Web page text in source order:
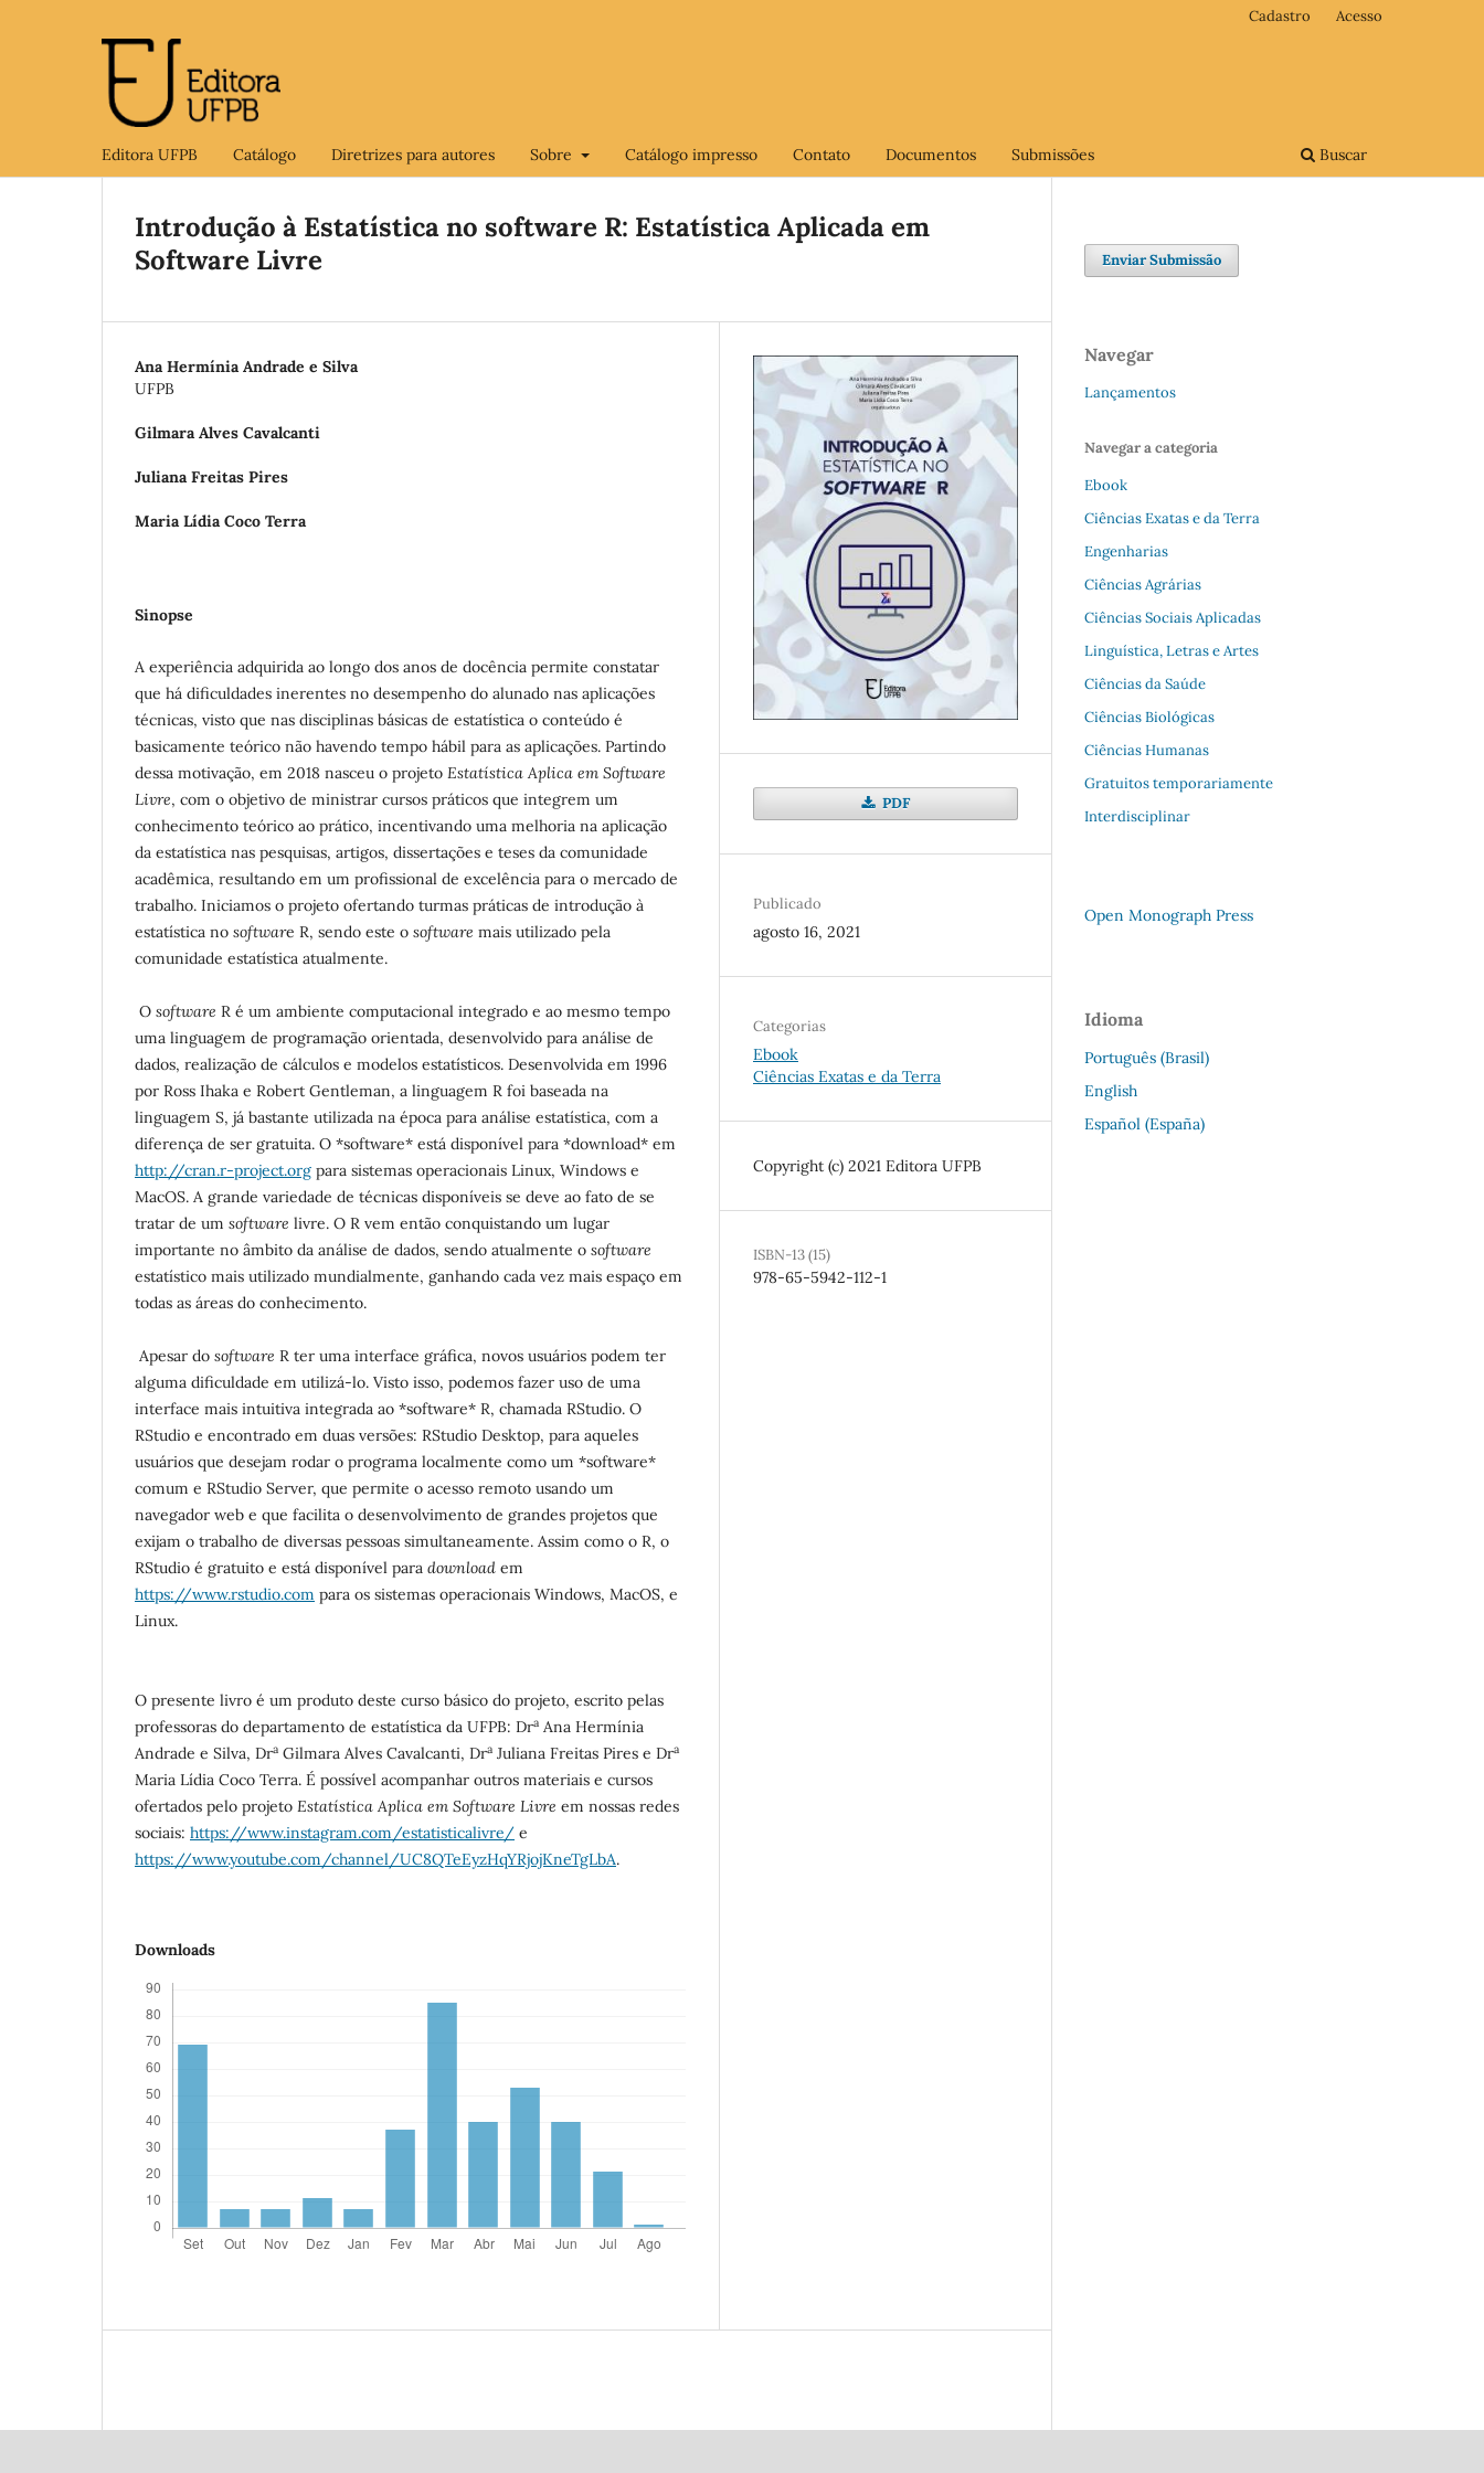
Editora UFPB Catálogo Diretrizes para autores Sobre Catálogo impresso Contato Documentos Submissões Buscar
Cadastro Acesso
Introdução à Estatística no software R: Estatística Aplicada em
Software Livre
Ana Hermínia Andrade e Silva
UFPB
Gilmara Alves Cavalcanti
Juliana Freitas Pires
Maria Lídia Coco Terra
Sinopse
A experiência adquirida ao longo dos anos de docência permite constatar
que há dificuldades inerentes no desempenho do alunado nas aplicações
técnicas, visto que nas disciplinas básicas de estatística o conteúdo é
basicamente teórico não havendo tempo hábil para as aplicações. Partindo
dessa motivação, em 2018 nasceu o projeto Estatística Aplica em Software
Livre, com o objetivo de ministrar cursos práticos que integrem um
conhecimento teórico ao prático, incentivando uma melhoria na aplicação
da estatística nas pesquisas, artigos, dissertações e teses da comunidade
acadêmica, resultando em um profissional de excelência para o mercado de
trabalho. Iniciamos o projeto ofertando turmas práticas de introdução à
estatística no software R, sendo este o software mais utilizado pela
comunidade estatística atualmente.
O software R é um ambiente computacional integrado e ao mesmo tempo
uma linguagem de programação orientada, desenvolvido para análise de
dados, realização de cálculos e modelos estatísticos. Desenvolvida em 1996
por Ross Ihaka e Robert Gentleman, a linguagem R foi baseada na
linguagem S, já bastante utilizada na época para análise estatística, com a
diferença de ser gratuita. O *software* está disponível para *download* em
http://cran.r-project.org para sistemas operacionais Linux, Windows e
MacOS. A grande variedade de técnicas disponíveis se deve ao fato de se
tratar de um software livre. O R vem então conquistando um lugar
importante no âmbito da análise de dados, sendo atualmente o software
estatístico mais utilizado mundialmente, ganhando cada vez mais espaço em
todas as áreas do conhecimento.
Apesar do software R ter uma interface gráfica, novos usuários podem ter
alguma dificuldade em utilizá-lo. Visto isso, podemos fazer uso de uma
interface mais intuitiva integrada ao *software* R, chamada RStudio. O
RStudio e encontrado em duas versões: RStudio Desktop, para aqueles
usuários que desejam rodar o programa localmente como um *software*
comum e RStudio Server, que permite o acesso remoto usando um
navegador web e que facilita o desenvolvimento de grandes projetos que
exijam o trabalho de diversas pessoas simultaneamente. Assim como o R, o
RStudio é gratuito e está disponível para download em
https://www.rstudio.com para os sistemas operacionais Windows, MacOS, e
Linux.
O presente livro é um produto deste curso básico do projeto, escrito pelas
professoras do departamento de estatística da UFPB: Dra Ana Hermínia
Andrade e Silva, Dra Gilmara Alves Cavalcanti, Dra Juliana Freitas Pires e Dra
Maria Lídia Coco Terra. É possível acompanhar outros materiais e cursos
ofertados pelo projeto Estatística Aplica em Software Livre em nossas redes
sociais: https://www.instagram.com/estatisticalivre/ e
https://www.youtube.com/channel/UC8QTeEyzHqYRjojKneTgLbA.
Downloads
PDF
Publicado
agosto 16, 2021
Categorias
Ebook
Ciências Exatas e da Terra
Copyright (c) 2021 Editora UFPB
ISBN-13 (15)
978-65-5942-112-1
Enviar Submissão
Navegar
Lançamentos
Navegar a categoria
Ebook
Ciências Exatas e da Terra
Engenharias
Ciências Agrárias
Ciências Sociais Aplicadas
Linguística, Letras e Artes
Ciências da Saúde
Ciências Biológicas
Ciências Humanas
Gratuitos temporariamente
Interdisciplinar
Open Monograph Press
Idioma
Português (Brasil)
English
Español (España)